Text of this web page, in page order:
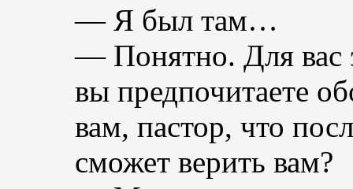
— Я был там…
— Понятно. Для вас
вы предпочитаете
вам, пастор, что
сможет верить вам?